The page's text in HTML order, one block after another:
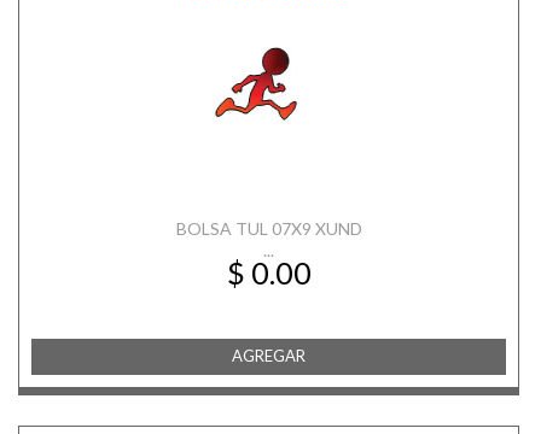
BOLSA TUL 07X9 XUND
...
$ 0.00
AGREGAR